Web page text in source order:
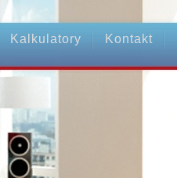
Kalkulatory Kontakt